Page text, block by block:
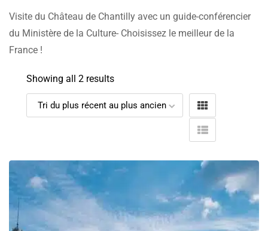
Visite du Château de Chantilly avec un guide-conférencier
du Ministère de la Culture- Choisissez le meilleur de la
France !
Showing all 2 results